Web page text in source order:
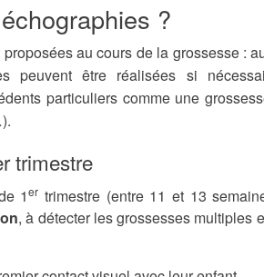
?
au cours de la grossesse :
peuvent être réalisées si
particuliers comme une
trimestre
1er trimestre (entre 11 et 13
, à détecter les grossesses multiples